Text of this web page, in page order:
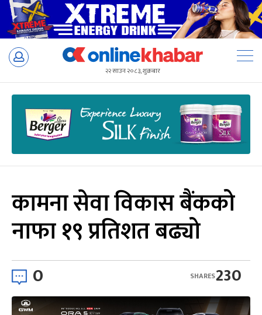
Skip
२२ साउन २०८३, शुक्रबार
कामना सेवा विकास बैंकको
नाफा १९ प्रतिशत बढ्यो
0 230
SHARES